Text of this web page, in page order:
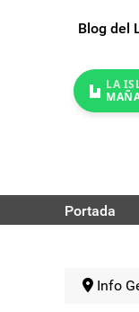
Blog del
LA
Portada
Info